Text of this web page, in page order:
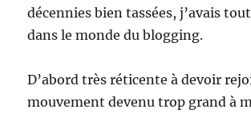
décennies bien tassées, j’avais
dans le monde du blogging.
D’abord très réticente à devoir
mouvement devenu trop grand à